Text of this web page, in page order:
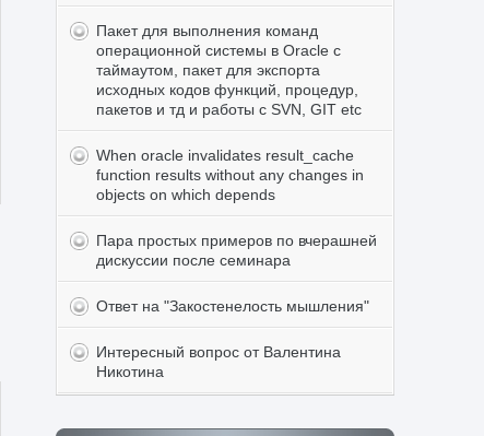
Пакет для выполнения команд
операционной системы в Oracle с
таймаутом, пакет для экспорта
исходных кодов функций, процедур,
пакетов и тд и работы с SVN, GIT etc
When oracle invalidates result_cache
function results without any changes in
objects on which depends
Пара простых примеров по вчерашней
дискуссии после семинара
Ответ на "Закостенелость мышления"
Интересный вопрос от Валентина
Никотина